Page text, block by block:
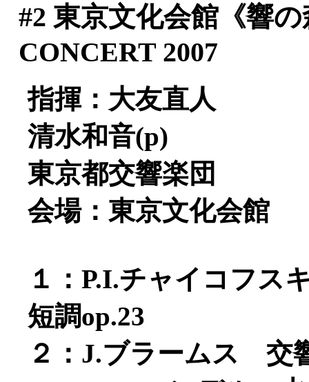
#2 東京文化会館《響
CONCERT 2007
指揮：大友直人
清水和音(p)
東京都交響楽団
会場：東京文化会館
１：P.I.チャイコフ
短調op.23
２：J.ブラームス 交